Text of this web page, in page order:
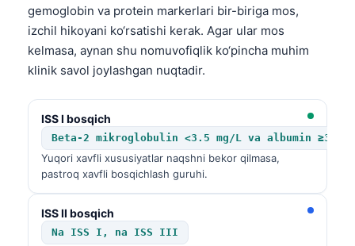
gemoglobin va protein markerlari bir-biriga mos,
izchil hikoyani ko‘rsatishi kerak. Agar ular mos
kelmasa, aynan shu nomuvofiqlik ko‘pincha muhim
klinik savol joylashgan nuqtadir.
ISS I bosqich
Beta-2 mikroglobulin <3.5 mg/L va albumin ≥3.5
Yuqori xavfli xususiyatlar naqshni bekor qilmasa,
pastroq xavfli bosqichlash guruhi.
ISS II bosqich
Na ISS I, na ISS III
Қазақ тілі
Suomi
Hrvatski
Slovenčina
سنڌي
සිංහල
অসমীয়া